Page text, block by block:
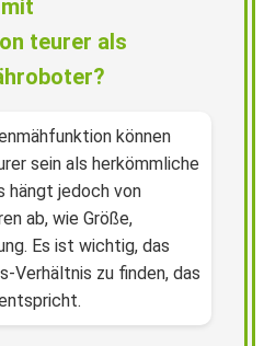
teurer als
können
sein als herkömmliche
hängt jedoch von
ab, wie Größe,
Es ist wichtig, das
Verhältnis zu finden, das